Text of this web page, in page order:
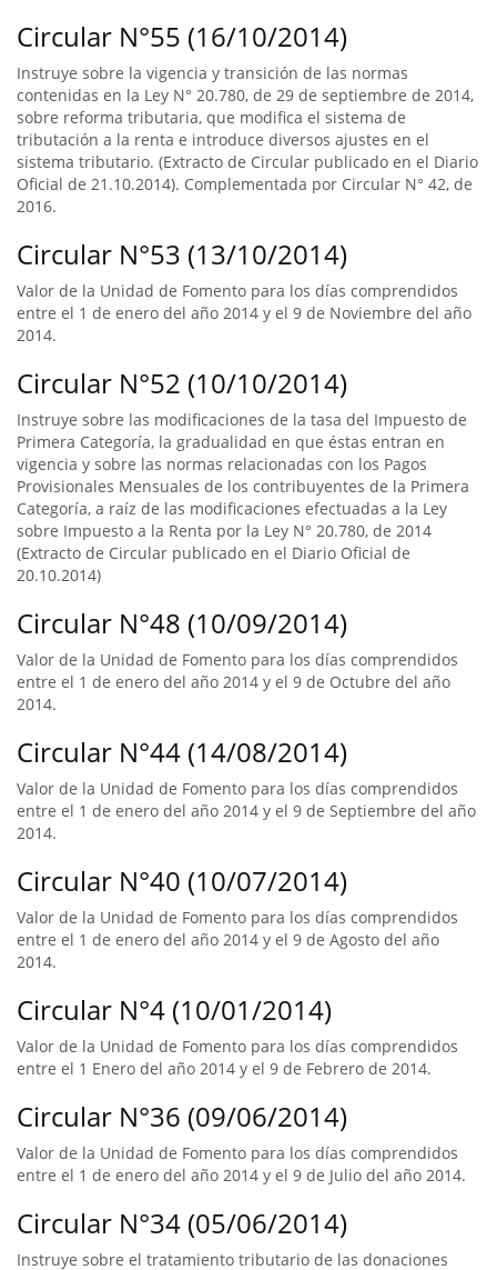
Circular N°55 (16/10/2014)
Instruye sobre la vigencia y transición de las normas
contenidas en la Ley N° 20.780, de 29 de septiembre de 2014,
sobre reforma tributaria, que modifica el sistema de
tributación a la renta e introduce diversos ajustes en el
sistema tributario. (Extracto de Circular publicado en el Diario
Oficial de 21.10.2014). Complementada por Circular N° 42, de
2016.
Circular N°53 (13/10/2014)
Valor de la Unidad de Fomento para los días comprendidos
entre el 1 de enero del año 2014 y el 9 de Noviembre del año
2014.
Circular N°52 (10/10/2014)
Instruye sobre las modificaciones de la tasa del Impuesto de
Primera Categoría, la gradualidad en que éstas entran en
vigencia y sobre las normas relacionadas con los Pagos
Provisionales Mensuales de los contribuyentes de la Primera
Categoría, a raíz de las modificaciones efectuadas a la Ley
sobre Impuesto a la Renta por la Ley N° 20.780, de 2014
(Extracto de Circular publicado en el Diario Oficial de
20.10.2014)
Circular N°48 (10/09/2014)
Valor de la Unidad de Fomento para los días comprendidos
entre el 1 de enero del año 2014 y el 9 de Octubre del año
2014.
Circular N°44 (14/08/2014)
Valor de la Unidad de Fomento para los días comprendidos
entre el 1 de enero del año 2014 y el 9 de Septiembre del año
2014.
Circular N°40 (10/07/2014)
Valor de la Unidad de Fomento para los días comprendidos
entre el 1 de enero del año 2014 y el 9 de Agosto del año
2014.
Circular N°4 (10/01/2014)
Valor de la Unidad de Fomento para los días comprendidos
entre el 1 Enero del año 2014 y el 9 de Febrero de 2014.
Circular N°36 (09/06/2014)
Valor de la Unidad de Fomento para los días comprendidos
entre el 1 de enero del año 2014 y el 9 de Julio del año 2014.
Circular N°34 (05/06/2014)
Instruye sobre el tratamiento tributario de las donaciones